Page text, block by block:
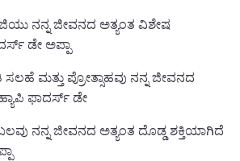
ನನ್ನ ಜೀವನದ ಅತ್ಯಂತ ವಿಶೇಷ
ಡೇ ಅಪ್ಪಾ
ಸಲಹೆ ಮತ್ತು ಪ್ರೋತ್ಸಾಹವು ನನ್ನ ಜೀವನದ
ಫಾದರ್ಸ್ ಡೇ
ನನ್ನ ಜೀವನದ ಅತ್ಯಂತ ದೊಡ್ಡ ಶಕ್ತಿಯಾಗಿದೆ